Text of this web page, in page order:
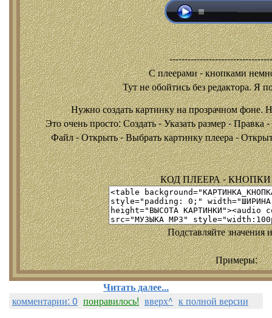
С плеерами - кнопками
Тут не обойтись без редактора. Я
Нужно создать картинку на прозрачном фоне.
Это очень просто: Создать - Указать размер -
Файл - Открыть - Выбрать картинку плеера -
КОД ПЛЕЕРА - КНОПКИ
Подставляйте значения
Примеры:
Читать далее...
комментарии: 0 понравилось! вверх^ к полной версии